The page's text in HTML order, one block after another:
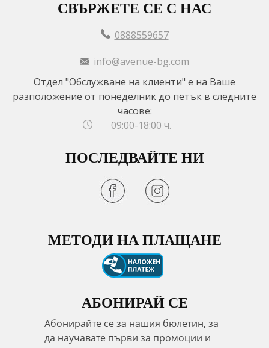
СВЪРЖЕТЕ СЕ С НАС
0888559657
info@avenue-bg.com
Отдел "Обслужване на клиенти" е на Ваше
разположение от понеделник до петък в следните
часове:
09:00-18:00 ч.
ПОСЛЕДВАЙТЕ НИ
МЕТОДИ НА ПЛАЩАНЕ
АБОНИРАЙ СЕ